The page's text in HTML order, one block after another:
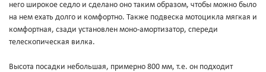
него широкое седло и сделано оно таким образом, чтобы можно было
на нем ехать долго и комфортно. Также подвеска мотоцикла мягкая и
комфортная, сзади установлен моно-амортизатор, спереди
телескопическая вилка.
Высота посадки небольшая, примерно 800 мм, т.е. он подходит